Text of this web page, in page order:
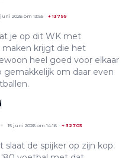
juni 2026 om 13:55 +13799
je op dit WK met
krijgt die het
heel goed voor elkaar
gemakkelijk om daar even
15 juni 2026 om 14:16 + 32703
slaat de spijker op zijn kop.